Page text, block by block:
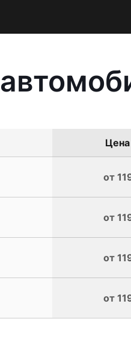
Цена
от
от
от
от